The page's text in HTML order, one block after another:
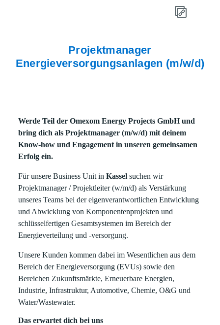
Projektmanager
Energieversorgungsanlagen (m/w/d)
Werde Teil der Omexom Energy Projects GmbH und
bring dich als Projektmanager (m/w/d) mit deinem
Know-how und Engagement in unseren gemeinsamen
Erfolg ein.
Für unsere Business Unit inKassel suchen wir
Projektmanager / Projektleiter (w/m/d) als Verstärkung
unseres Teams bei der eigenverantwortlichen Entwicklung
und Abwicklung von Komponentenprojekten und
schlüsselfertigen Gesamtsystemen im Bereich der
Energieverteilung und -versorgung.
Unsere Kunden kommen dabei im Wesentlichen aus dem
Bereich der Energieversorgung (EVUs) sowie den
Bereichen Zukunftsmärkte, Erneuerbare Energien,
Industrie, Infrastruktur, Automotive, Chemie, O&G und
Water/Wastewater.
Das erwartet dich bei uns